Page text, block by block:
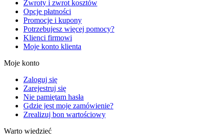
Zwroty i zwrot kosztów
Opcje płatności
Promocje i kupony
Potrzebujesz więcej pomocy?
Klienci firmowi
Moje konto klienta
Moje konto
Zaloguj się
Zarejestruj się
Nie pamiętam hasła
Gdzie jest moje zamówienie?
Zrealizuj bon wartościowy
Warto wiedzieć